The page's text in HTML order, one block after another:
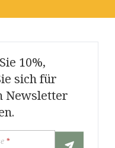
10%,
sich für
Newsletter
*